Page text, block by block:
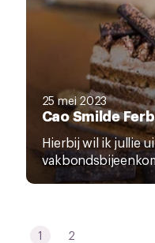
25 mei 2023
Cao Smilde
Hierbij wil ik jullie
1 2